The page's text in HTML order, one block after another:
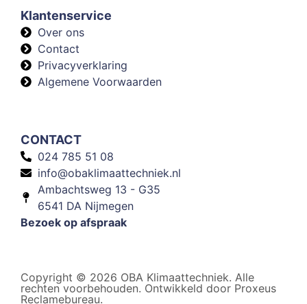
Klantenservice
Over ons
Contact
Privacyverklaring
Algemene Voorwaarden
CONTACT
024 785 51 08
info@obaklimaattechniek.nl
Ambachtsweg 13 - G35
6541 DA Nijmegen
Bezoek op afspraak
Copyright © 2026 OBA Klimaattechniek. Alle
rechten voorbehouden. Ontwikkeld door Proxeus
Reclamebureau.